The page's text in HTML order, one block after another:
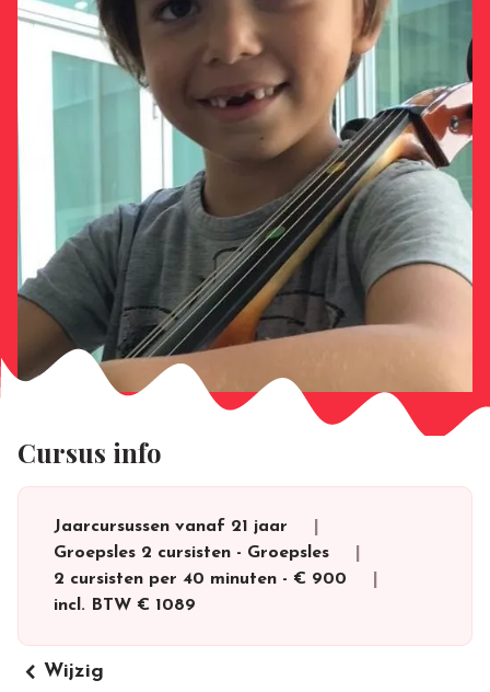
Cursus info
Jaarcursussen vanaf 21 jaar
Groepsles 2 cursisten - Groepsles
2 cursisten per 40 minuten - € 900
incl. BTW € 1089
keyboard_arrow_left Wijzig